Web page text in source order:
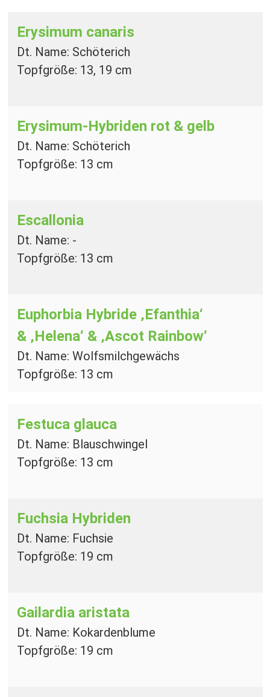
Erysimum canaris
Dt. Name: Schöterich
Topfgröße: 13, 19 cm
Erysimum-Hybriden rot & gelb
Dt. Name: Schöterich
Topfgröße: 13 cm
Escallonia
Dt. Name: -
Topfgröße: 13 cm
Euphorbia Hybride ‚Efanthia‘
& ‚Helena‘ & ‚Ascot Rainbow‘
Dt. Name: Wolfsmilchgewächs
Topfgröße: 13 cm
Festuca glauca
Dt. Name: Blauschwingel
Topfgröße: 13 cm
Fuchsia Hybriden
Dt. Name: Fuchsie
Topfgröße: 19 cm
Gailardia aristata
Dt. Name: Kokardenblume
Topfgröße: 19 cm